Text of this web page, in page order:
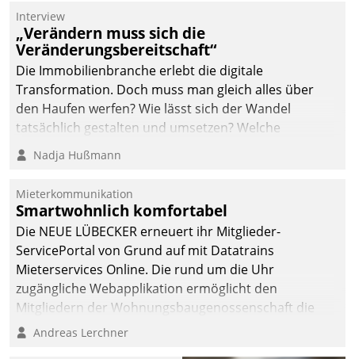
Die monatlichen
Mitteilungen zum
Heizungs- und
Wasserverbrauch gehen
automatisiert, vollständig
und auf Wunsch über
mehrere zuvor
Kommunikationswege bei
Interview
„Verändern muss sich die
Veränderungsbereitschaft“
Die Immobilienbranche erlebt die digitale
Transformation. Doch muss man gleich alles über
den Haufen werfen? Wie lässt sich der Wandel
tatsächlich gestalten und umsetzen? Welche
Argumente zählen wirklich?
Nadja Hußmann
Mieterkommunikation
Smartwohnlich komfortabel
Die NEUE LÜBECKER erneuert ihr Mitglieder-
ServicePortal von Grund auf mit Datatrains
Mieterservices Online. Die rund um die Uhr
zugängliche Webapplikation ermöglicht den
Mitgliedern der Wohnungs­bau­genossenschaft die
Kontaktaufnahme per Smartphone, Tablet oder PC.
Andreas Lerchner